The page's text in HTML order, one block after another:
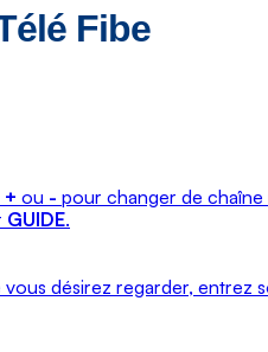
Fibe
+ ou - pour changer de chaîne
GUIDE.
désirez regarder,